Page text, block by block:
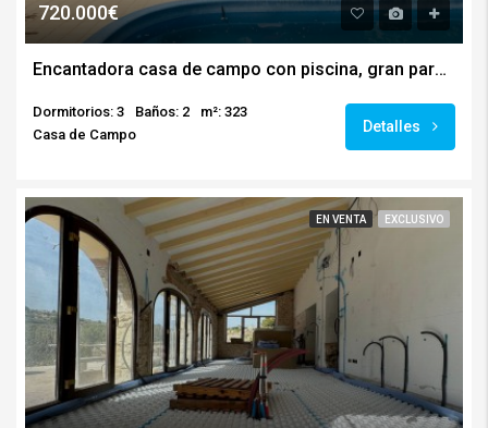
720.000€
Encantadora casa de campo con piscina, gran parcela y excelente ubicación en Benissa
Dormitorios: 3 Baños: 2
m²: 323
Casa de Campo
Detalles
EN VENTA EXCLUSIVO